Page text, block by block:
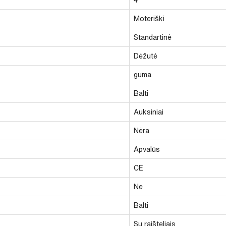
Moteriški
Standartinė
Dėžutė
guma
Balti
Auksiniai
Nėra
Apvalūs
CE
Ne
Balti
Su raišteliais